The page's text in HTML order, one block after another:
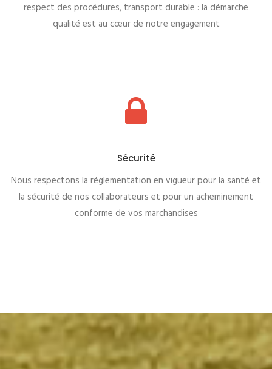
respect des procédures, transport durable : la démarche
qualité est au cœur de notre engagement
Sécurité
Nous respectons la réglementation en vigueur pour la santé et
la sécurité de nos collaborateurs et pour un acheminement
conforme de vos marchandises